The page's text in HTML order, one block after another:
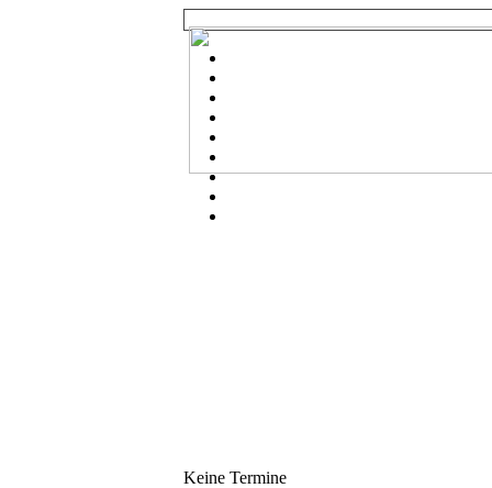
Keine Termine